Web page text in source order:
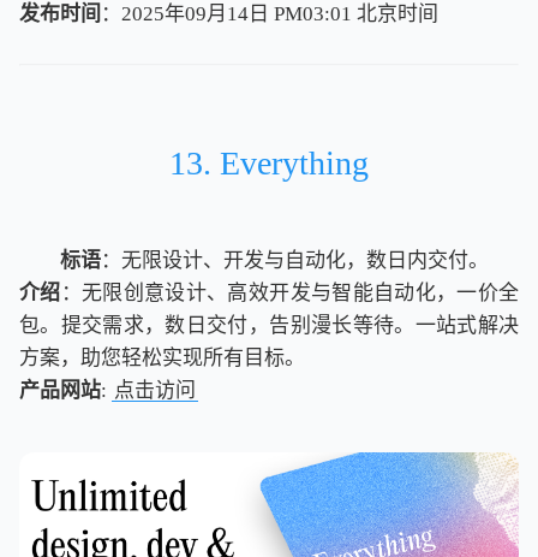
发布时间 ：2025年09月14日 PM03:01 北京时间
北京时间
13. Everything
标语：无限设计、开发与自动化，数日内交付。
介绍 ：无限创意设计、高效开发与智能自动化，一价全
包。提交需求，数日交付，告别漫长等待。一站式解决
方案，助您轻松实现所有目标。
产品网站: 点击访问